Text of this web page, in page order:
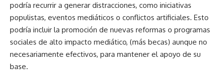
podría recurrir a generar distracciones, como iniciativas
populistas, eventos mediáticos o conflictos artificiales. Esto
podría incluir la promoción de nuevas reformas o programas
sociales de alto impacto mediático, (más becas) aunque no
necesariamente efectivos, para mantener el apoyo de su
base.